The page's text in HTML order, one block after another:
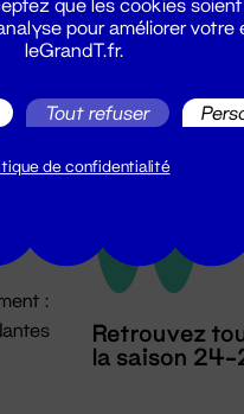
→ 18h
:
Retrouvez
la saison 24-
pour améliorer votre
leGrandT.fr.
Tout refuser
de confidentialité